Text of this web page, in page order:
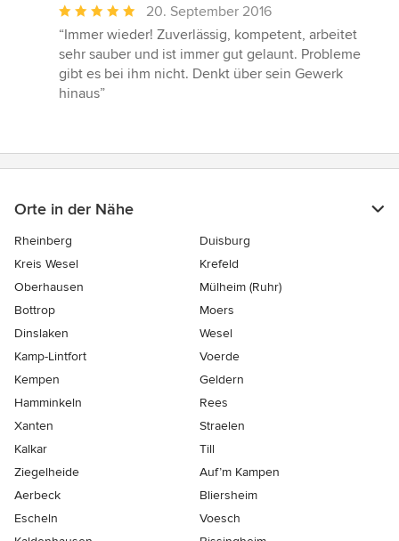
Durchschnittliche
Bewertung:
5
von
5
20. September 2016
“Immer wieder! Zuverlässig, kompetent, arbeitet
sehr sauber und ist immer gut gelaunt. Probleme
gibt es bei ihm nicht. Denkt über sein Gewerk
hinaus”
Orte in der Nähe
Rheinberg
Duisburg
Kreis Wesel
Krefeld
Oberhausen
Mülheim (Ruhr)
Bottrop
Moers
Dinslaken
Wesel
Kamp-Lintfort
Voerde
Kempen
Geldern
Hamminkeln
Rees
Xanten
Straelen
Kalkar
Till
Ziegelheide
Auf’m Kampen
Aerbeck
Bliersheim
Escheln
Voesch